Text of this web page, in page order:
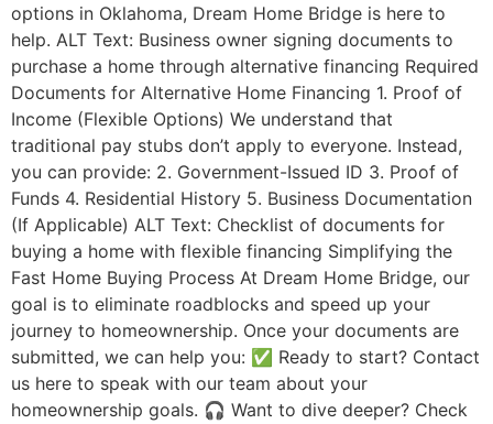
options in Oklahoma, Dream Home Bridge is here to
help. ALT Text: Business owner signing documents to
purchase a home through alternative financing Required
Documents for Alternative Home Financing 1. Proof of
Income (Flexible Options) We understand that
traditional pay stubs don’t apply to everyone. Instead,
you can provide: 2. Government-Issued ID 3. Proof of
Funds 4. Residential History 5. Business Documentation
(If Applicable) ALT Text: Checklist of documents for
buying a home with flexible financing Simplifying the
Fast Home Buying Process At Dream Home Bridge, our
goal is to eliminate roadblocks and speed up your
journey to homeownership. Once your documents are
submitted, we can help you: ✅ Ready to start? Contact
us here to speak with our team about your
homeownership goals. 🎧 Want to dive deeper? Check